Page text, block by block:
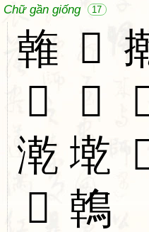
Chữ gần giống 17
雗 𫙱
𨝝
𨝌
漧 墘
𠢇 鶾